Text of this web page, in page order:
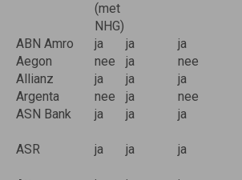
(met
NHG)
ABN Amro ja ja ja
Aegon
nee ja nee
Allianz
ja ja ja
Argenta
nee ja nee
ASN Bank
ja ja ja
ASR
ja ja ja